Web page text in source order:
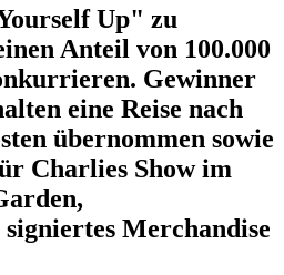
Up" zu
Anteil von 100.000
Gewinner
eine Reise nach
übernommen sowie
Charlies Show im
Merchandise